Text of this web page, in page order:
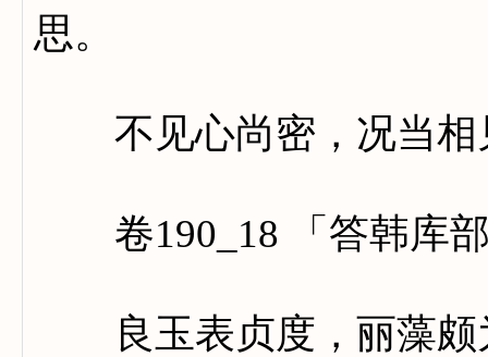
思。
不见心尚密，况当相
卷190_18 「答韩库部
良玉表贞度，丽藻颇